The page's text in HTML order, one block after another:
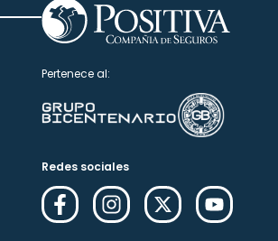
Pertenece al:
Redes sociales